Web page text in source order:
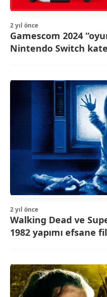
2 yıl önce
Gamescom 2024
Nintendo Switch
2 yıl önce
Walking Dead ve
1982 yapımı efsane